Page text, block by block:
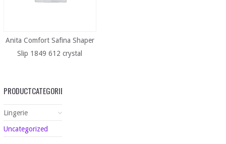
Anita Comfort Safina Shaper
Slip 1849 612 crystal
PRODUCTCATEGORIEËN
Lingerie
Uncategorized